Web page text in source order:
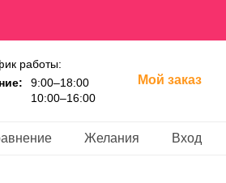
работы:
9:00–18:00
10:00–16:00
Мой заказ
Желания Вход